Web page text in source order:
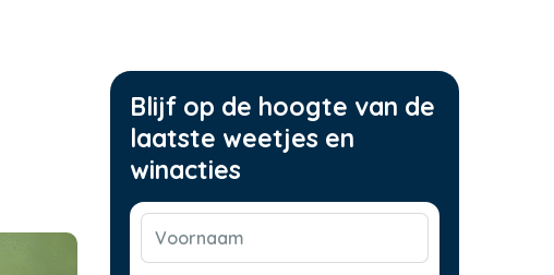
Blijf op de hoogte van de
laatste weetjes en
winacties
Voornaam